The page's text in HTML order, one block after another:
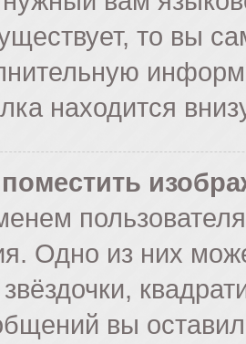
то вы
находится
поместить
Одно из них
вы